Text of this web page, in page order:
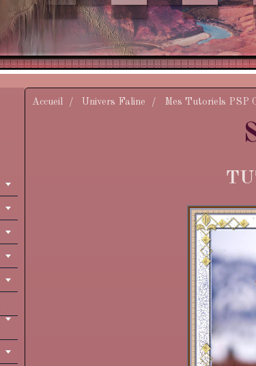
Accueil Univers Faline Mes Tutoriels PSP